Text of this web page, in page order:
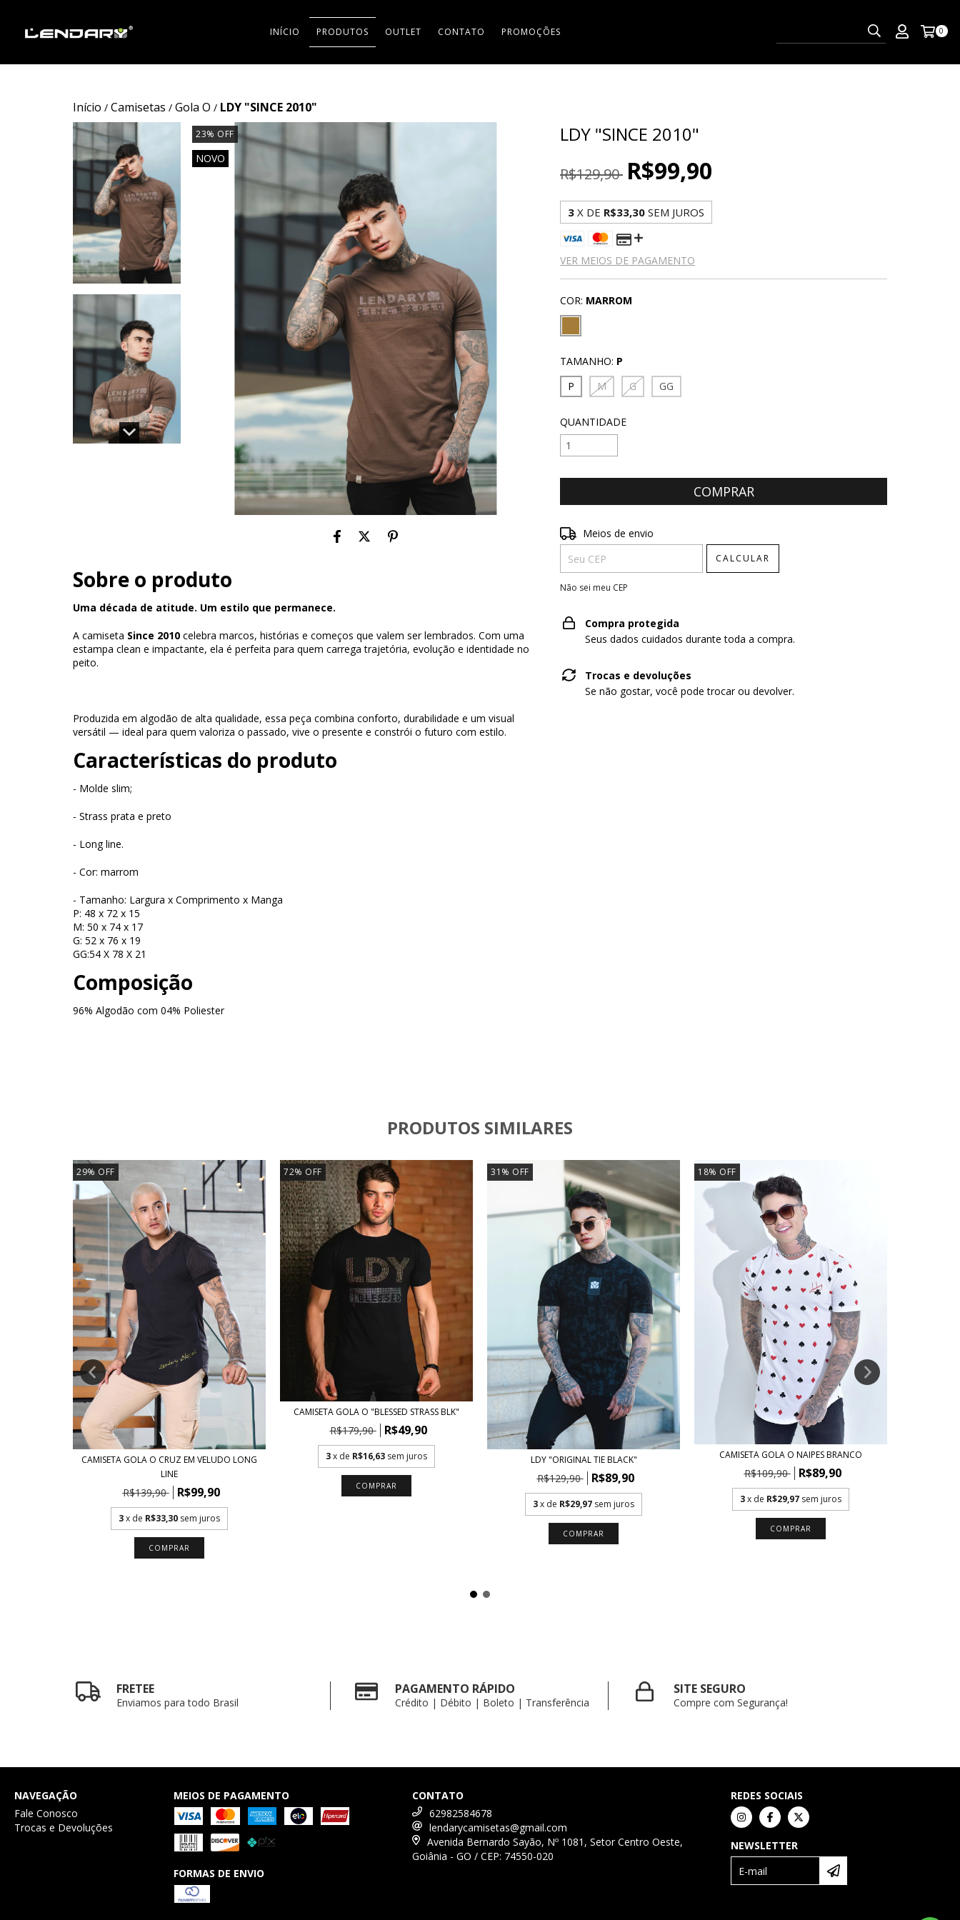
INÍCIO PRODUTOS OUTLET CONTATO PROMOÇÕES 0
Início / Camisetas / Gola O / LDY "SINCE 2010"
23% OFF
NOVO
Sobre o produto
Uma década de atitude. Um estilo que permanece.
A camiseta Since 2010 celebra marcos, histórias e começos que valem ser lembrados. Com uma
estampa clean e impactante, ela é perfeita para quem carrega trajetória, evolução e identidade no
peito.
Produzida em algodão de alta qualidade, essa peça combina conforto, durabilidade e um visual
versátil — ideal para quem valoriza o passado, vive o presente e constrói o futuro com estilo.
Características do produto
- Molde slim;
- Strass prata e preto
- Long line.
- Cor: marrom
- Tamanho: Largura x Comprimento x Manga
P: 48 x 72 x 15
M: 50 x 74 x 17
G: 52 x 76 x 19
GG:54 X 78 X 21
Composição
96% Algodão com 04% Poliester
LDY "SINCE 2010"
R$129,90 R$99,90
3 X DE R$33,30 SEM JUROS
VER MEIOS DE PAGAMENTO
COR: MARROM
TAMANHO: P
P
M G GG
QUANTIDADE
Entregas para o CEP:
Meios de envio
CALCULAR
Não sei meu CEP
Compra protegida
Seus dados cuidados durante toda a compra.
Trocas e devoluções
Se não gostar, você pode trocar ou devolver.
PRODUTOS SIMILARES
29% OFF
CAMISETA GOLA O CRUZ EM VELUDO LONG
LINE
R$139,90 R$99,90
3x de R$33,30 sem juros
COMPRAR
72% OFF
CAMISETA GOLA O "BLESSED STRASS BLK"
R$179,90 R$49,90
3x de R$16,63 sem juros
COMPRAR
31 % OFF
LDY "ORIGINAL TIE BLACK"
R$129,90 R$89,90
3x de R$29,97 sem juros
COMPRAR
18% OFF
CAMISETA GOLA O NAIPES BRANCO
R$109,90 R$89,90
3x de R$29,97 sem juros
COMPRAR
FRETEE
Enviamos para todo Brasil
PAGAMENTO RÁPIDO
Crédito | Débito | Boleto | Transferência
SITE SEGURO
Compre com Segurança!
NAVEGAÇÃO
Fale Conosco
Trocas e Devoluções
MEIOS DE PAGAMENTO
FORMAS DE ENVIO
CONTATO
62982584678
lendarycamisetas@gmail.com
Avenida Bernardo Sayão, Nº 1081, Setor Centro Oeste,
Goiânia - GO / CEP: 74550-020
REDES SOCIAIS
NEWSLETTER